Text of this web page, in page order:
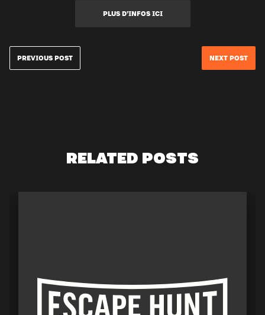
PLUS D’INFOS ICI
PREVIOUS POST NEXT POST
RELATED POSTS